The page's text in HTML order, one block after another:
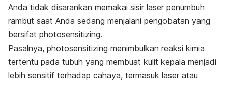
Anda tidak disarankan memakai sisir laser penumbuh
rambut saat Anda sedang menjalani pengobatan yang
bersifat photosensitizing.
Pasalnya, photosensitizing menimbulkan reaksi kimia
tertentu pada tubuh yang membuat kulit kepala menjadi
lebih sensitif terhadap cahaya, termasuk laser atau